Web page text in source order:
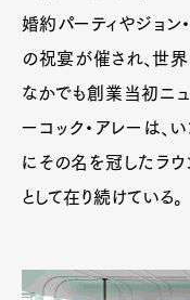
婚約パーティやジョン
の祝宴が催され、世
なかでも創業当初ニ
ーコック・アレーは、
にその名を冠したラ
として在り続けている。